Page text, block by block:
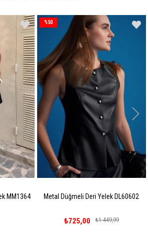
MM1364 Metal Düğmeli Deri Yelek DL60602
₺725,00 ₺1.449,99
%50